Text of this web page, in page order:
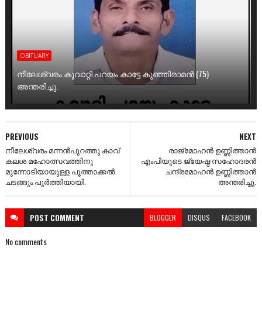
OBITUARY
നീലേശ്വരം കൂവാറ്റി പറയം കാട്ടേ കുഞ്ഞിരാമൻ (75)
അന്തരിച്ചു.
NEXT
രാജ്മോഹൻ ഉണ്ണിത്താൻ
എംപിയുടെ ജ്യേഷ്ഠ സഹോദരൻ
ചന്ദ്രമോഹൻ ഉണ്ണിത്താൻ
അന്തരിച്ചു.
PREVIOUS
നീലേശ്വരം മന്നൻപുറത്തു കാവ്
കലശ മഹോത്സവത്തിനു
മുന്നോടിയായുള്ള പൂത്താക്കൽ
ചടങ്ങും പൂർത്തിയായി.
POST COMMENT BLOGGER DISQUS FACEBOOK
No comments